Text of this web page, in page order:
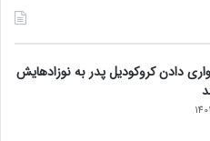
دادن کروکودیل پدر به نوزادهایش